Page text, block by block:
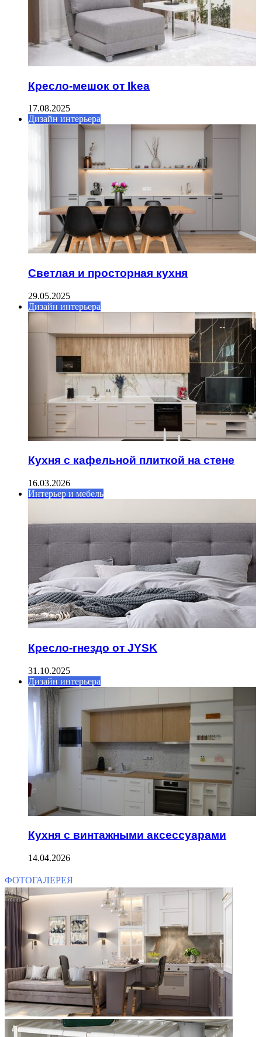
Кресло-мешок от Ikea
17.08.2025
Дизайн интерьера
Светлая и просторная кухня
29.05.2025
Дизайн интерьера
Кухня с кафельной плиткой на стене
16.03.2026
Интерьер и мебель
Кресло-гнездо от JYSK
31.10.2025
Дизайн интерьера
Кухня с винтажными аксессуарами
14.04.2026
ФОТОГАЛЕРЕЯ